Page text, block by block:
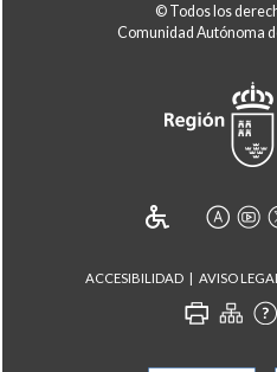
© Todos los
Comunidad Autónoma
ACCESIBILIDAD AVISO LEGAL